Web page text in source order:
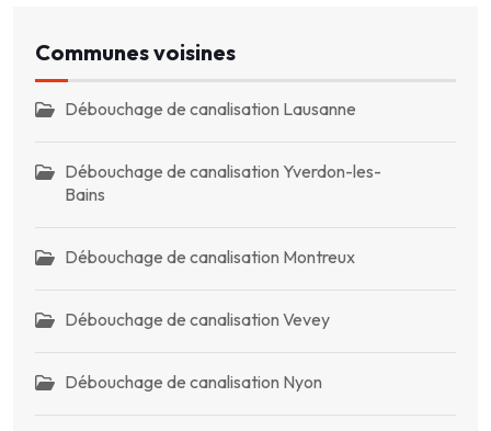
Communes voisines
Débouchage de canalisation Lausanne
Débouchage de canalisation Yverdon-les-
Bains
Débouchage de canalisation Montreux
Débouchage de canalisation Vevey
Débouchage de canalisation Nyon